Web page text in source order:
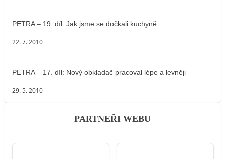
PETRA – 19. díl: Jak jsme se dočkali kuchyně
22. 7. 2010
PETRA – 17. díl: Nový obkladač pracoval lépe a levněji
29. 5. 2010
PARTNEŘI WEBU